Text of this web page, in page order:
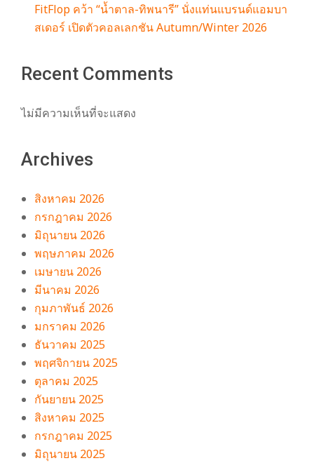
FitFlop คว้า “น้ำตาล-ทิพนารี” นั่งแท่นแบรนด์แอมบา
สเดอร์ เปิดตัวคอลเลกชัน Autumn/Winter 2026
Recent Comments
ไม่มีความเห็นที่จะแสดง
Archives
สิงหาคม 2026
กรกฎาคม 2026
มิถุนายน 2026
พฤษภาคม 2026
เมษายน 2026
มีนาคม 2026
กุมภาพันธ์ 2026
มกราคม 2026
ธันวาคม 2025
พฤศจิกายน 2025
ตุลาคม 2025
กันยายน 2025
สิงหาคม 2025
กรกฎาคม 2025
มิถุนายน 2025